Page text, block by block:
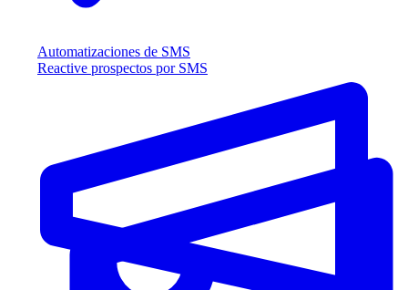
Automatizaciones de SMS
Reactive prospectos por SMS